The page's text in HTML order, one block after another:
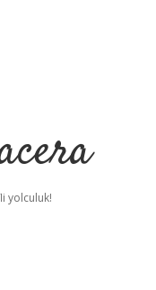
yolculuk!